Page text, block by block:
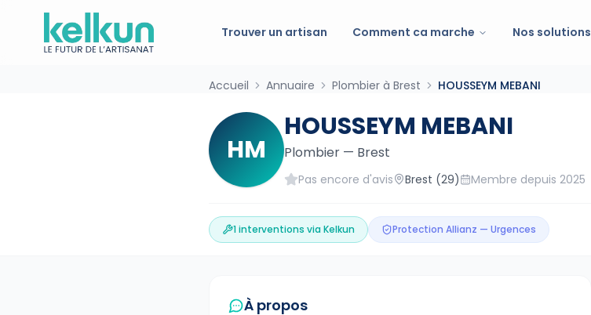
Trouver un artisan Comment ca marche Nos solutions
Accueil Annuaire Plombier à Brest HOUSSEYM MEBANI
HM
HOUSSEYM MEBANI
Plombier — Brest
Pas encore d'avis Brest (29) Membre depuis 2025
1interventions via Kelkun Protection Allianz — Urgences
À propos